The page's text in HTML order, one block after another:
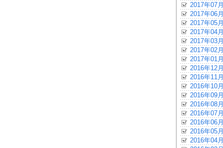
2017年07月
2017年06月
2017年05月
2017年04月
2017年03月
2017年02月
2017年01月
2016年12月
2016年11月
2016年10月
2016年09月
2016年08月
2016年07月
2016年06月
2016年05月
2016年04月